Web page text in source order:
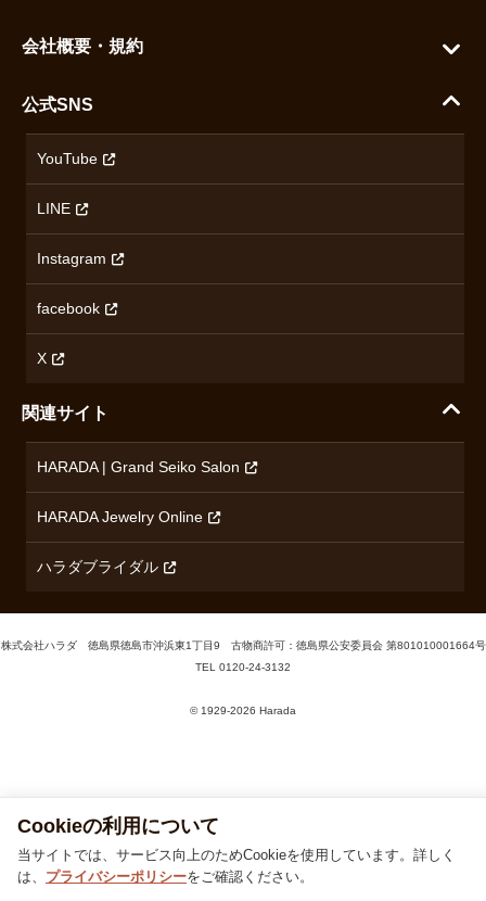
ご利用ガイド
配送・送料について
ハラダの保証とアフターサービス
セイコー
カシオ
オリエントスター
ロンジン
チューダー
ブランド一覧を見る
会社概要・規約
沿革
プライバシーポリシー
無断転載・商用利用について
コンテンツ制作ポリシーおよび生成AIの利用指針
公式SNS
YouTube
LINE
Instagram
facebook
X
関連サイト
HARADA | Grand Seiko Salon
HARADA Jewelry Online
ハラダブライダル
株式会社ハラダ 徳島県徳島市沖浜東1丁目9 古物商許可：徳島県公安委員会 第801010001664号
TEL 0120-24-3132
© 1929‐2026 Harada
は、プライバシーポリシーをご確認ください。
同意する 同意しない